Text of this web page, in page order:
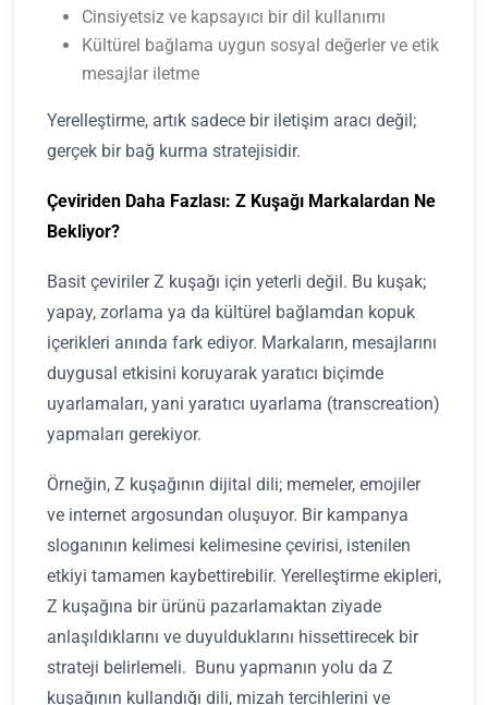
Cinsiyetsiz ve kapsayıcı bir dil kullanımı
Kültürel bağlama uygun sosyal değerler ve etik
mesajlar iletme
Yerelleştirme, artık sadece bir iletişim aracı değil;
gerçek bir bağ kurma stratejisidir.
Çeviriden Daha Fazlası: Z Kuşağı Markalardan Ne
Bekliyor?
Basit çeviriler Z kuşağı için yeterli değil. Bu kuşak;
yapay, zorlama ya da kültürel bağlamdan kopuk
içerikleri anında fark ediyor. Markaların, mesajlarını
duygusal etkisini koruyarak yaratıcı biçimde
uyarlamaları, yani yaratıcı uyarlama (transcreation)
yapmaları gerekiyor.
Örneğin, Z kuşağının dijital dili; memeler, emojiler
ve internet argosundan oluşuyor. Bir kampanya
sloganının kelimesi kelimesine çevirisi, istenilen
etkiyi tamamen kaybettirebilir. Yerelleştirme ekipleri,
Z kuşağına bir ürünü pazarlamaktan ziyade
anlaşıldıklarını ve duyulduklarını hissettirecek bir
strateji belirlemeli. Bunu yapmanın yolu da Z
kuşağının kullandığı dili, mizah tercihlerini ve